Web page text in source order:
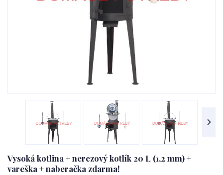
Vysoká kotlina + nerezový kotlík 20 L (1,2 mm) +
vareška + naberačka zdarma!